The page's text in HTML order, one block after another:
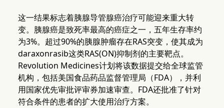
这一结果标志着胰腺导管腺癌治疗可能迎来重大转
变。胰腺癌是致死率最高的癌症之一，五年生存率约
为3%。超过90%的胰腺肿瘤存在RAS突变，使其成为
daraxonrasib这类RAS(ON)抑制剂的主要靶点。
Revolution Medicines计划将该数据提交给全球监管
机构，包括美国食品药品监督管理局（FDA），并利
用国家优先审批评审券加速审查。FDA还批准了针对
符合条件的患者的扩大使用治疗方案。